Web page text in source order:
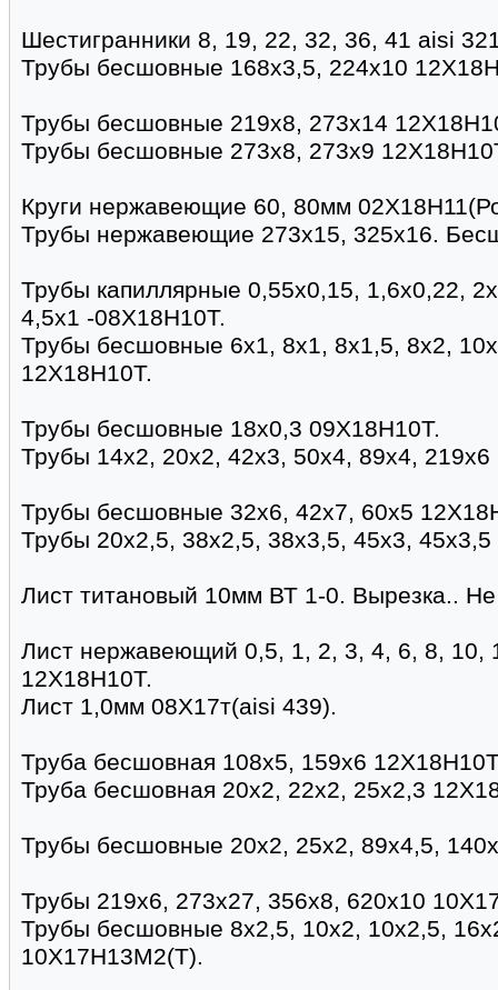
Шестигранники 8, 19, 22, 32, 36, 41 aisi
Трубы бесшовные 168х3,5, 224х10
Трубы бесшовные 219х8, 273х14
Трубы бесшовные 273х8, 273х9
Круги нержавеющие 60, 80мм
Трубы нержавеющие 273х15, 325х16.
Трубы капиллярные 0,55х0,15, 1,6х0,22,
4,5х1 -08Х18Н10Т.
Трубы бесшовные 6х1, 8х1, 8х1,5, 8х2,
12Х18Н10Т.
Трубы бесшовные 18х0,3 09Х18Н10Т.
Трубы 14х2, 20х2, 42х3, 50х4, 89х4,
Трубы бесшовные 32х6, 42х7, 60х5
Трубы 20х2,5, 38х2,5, 38х3,5, 45х3, 45х3,5
Лист титановый 10мм ВТ 1-0. Вырезка.. Не
Лист нержавеющий 0,5, 1, 2, 3, 4, 6, 8, 10,
12Х18Н10Т.
Лист 1,0мм 08Х17т(aisi 439).
Труба бесшовная 108х5, 159х6
Труба бесшовная 20х2, 22х2, 25х2,3
Трубы бесшовные 20х2, 25х2, 89х4,5,
Трубы 219х6, 273х27, 356х8, 620х10
Трубы бесшовные 8х2,5, 10х2, 10х2,5,
10Х17Н13М2(Т).